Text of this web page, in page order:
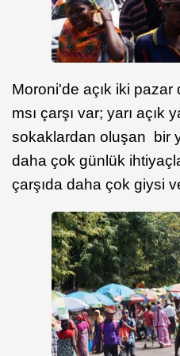
Moroni'de açık iki pazar
msı çarşı var; yarı açık
sokaklardan oluşan bir
daha çok günlük
çarşıda daha çok giysi